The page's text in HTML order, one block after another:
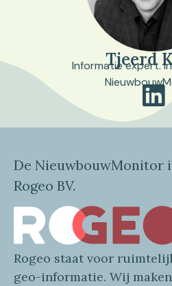
Tjeerd
Informatie expert.
De NieuwbouwMonitor
Rogeo BV.
Rogeo staat voor
geo-informatie. Wij maken